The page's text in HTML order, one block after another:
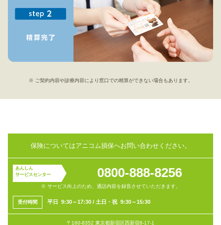
※ ご契約内容や診療内容により窓口での精算ができない場合もあります。
保険についてはアニコム損保へお問い合わせください。
あんしん
サービスセンター
0800-888-8256
※ サービス向上のため、通話内容を録音させていただきます。
受付時間 平日 9:30～17:30/ 土日・祝 9:30～15:30
〒160-8352 東京都新宿区西新宿8-17-1